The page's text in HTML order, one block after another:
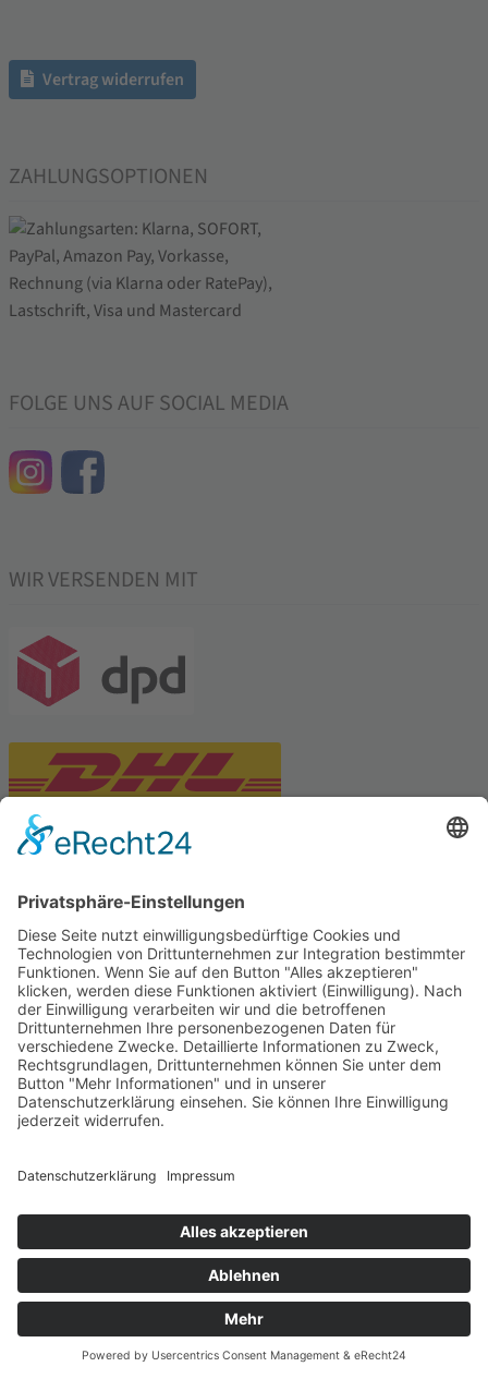
Vertrag widerrufen
ZAHLUNGSOPTIONEN
FOLGE UNS AUF SOCIAL MEDIA
WIR VERSENDEN MIT
Tekal – Textile Lebensqualität
Exklusive moderne & Orientteppiche
Feuerwerk XXL
Pyrotechnik online bestellen
© Stadtmühle Waldenbuch 2026
und Mühlenprodukte ·
Cookie-Einstellungen
Alle Preise inkl. der gesetzlichen MwSt.
Die durchgestrichenen Preise entsprechen dem bisherigen Preis in